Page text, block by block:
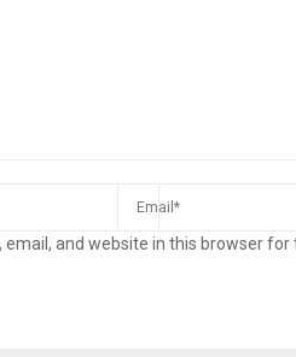
email, and website in this browser